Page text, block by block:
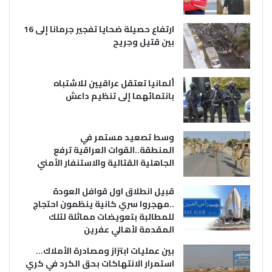
ارتفاع حصيلة ضحايا تفجير جرمانا إلى 16
بين قتيل وجريح
ألمانيا تعتقل عراقيين للاشتباه
بانتمائهما إلى تنظيم داعش
وسط تصعيد مستمر في
المنطقة..القوات العراقية ترفع
الجاهلية القتالية والاستنفار الأمني
قبيل انطلاق اول قوافل العودة
..مهجروا سري كانية ينظمون احتجاج
للمطالبة بتعويضات مماثلة لتلك
المقدمة لأهالي عفرين
بين عمليات ابتزاز ومصادرة الأملاك…
استمرار الانتهاكات بحق الكرد في كري